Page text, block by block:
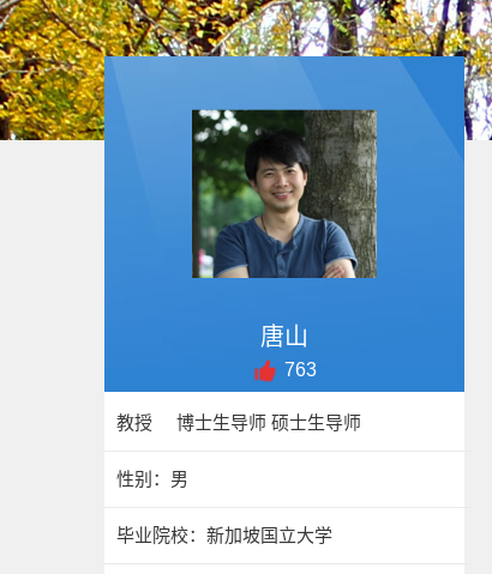
唐山
763
教授 博士生导师 硕士生导师
性别：男
毕业院校：新加坡国立大学